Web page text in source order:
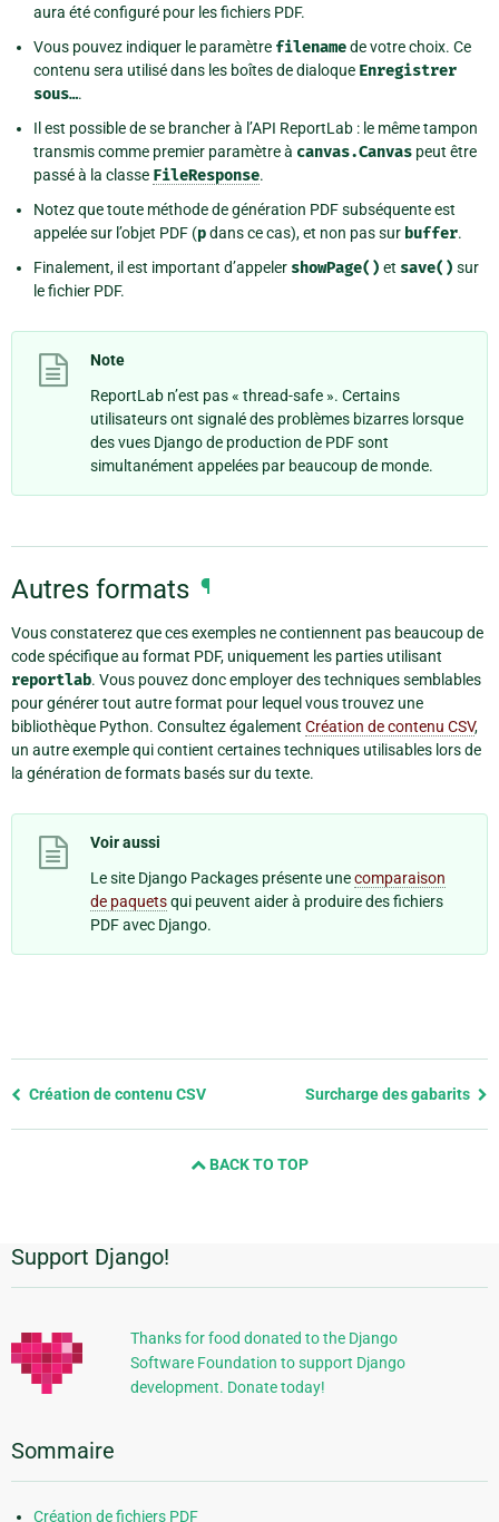
aura été configuré pour les fichiers PDF.
Vous pouvez indiquer le paramètre filenamede votre choix. Ce
contenu sera utilisé dans les boîtes de dialoque Enregistrer
sous….
Il est possible de se brancher à l’API ReportLab : le même tampon
transmis comme premier paramètre à canvas.Canvas peut être
passé à la classe FileResponse.
Notez que toute méthode de génération PDF subséquente est
appelée sur l’objet PDF (pdans ce cas), et non pas sur buffer.
Finalement, il est important d’appeler showPage() et save() sur
le fichier PDF.
Note
ReportLab n’est pas « thread-safe ». Certains
utilisateurs ont signalé des problèmes bizarres lorsque
des vues Django de production de PDF sont
simultanément appelées par beaucoup de monde.
Autres formats ¶
Vous constaterez que ces exemples ne contiennent pas beaucoup de
code spécifique au format PDF, uniquement les parties utilisant
reportlab. Vous pouvez donc employer des techniques semblables
pour générer tout autre format pour lequel vous trouvez une
bibliothèque Python. Consultez également Création de contenu CSV,
un autre exemple qui contient certaines techniques utilisables lors de
la génération de formats basés sur du texte.
Voir aussi
Le site Django Packages présente unecomparaison
de paquetsqui peuvent aider à produire des fichiers
PDF avec Django.
Previous
Création de contenu CSV Surcharge des gabarits
BACK TO TOP
Informations
supplémentaires
Support Django!
Thanks for food donated to the Django
Software Foundation to support Django
development. Donate today!
Sommaire
Création de fichiers PDF